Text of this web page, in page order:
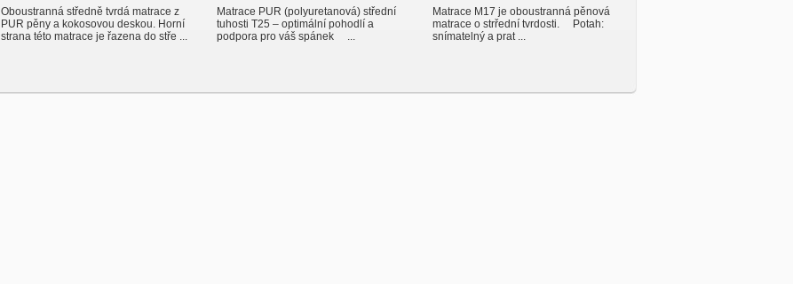
Oboustranná středně tvrdá matrace z
PUR pěny a kokosovou deskou. Horní
strana této matrace je řazena do stře ...
Matrace PUR (polyuretanová) střední
tuhosti T25 – optimální pohodlí a
podpora pro váš spánek ...
Matrace M17 je oboustranná pěnová
matrace o strřední tvrdosti. Potah:
snímatelný a prat ...